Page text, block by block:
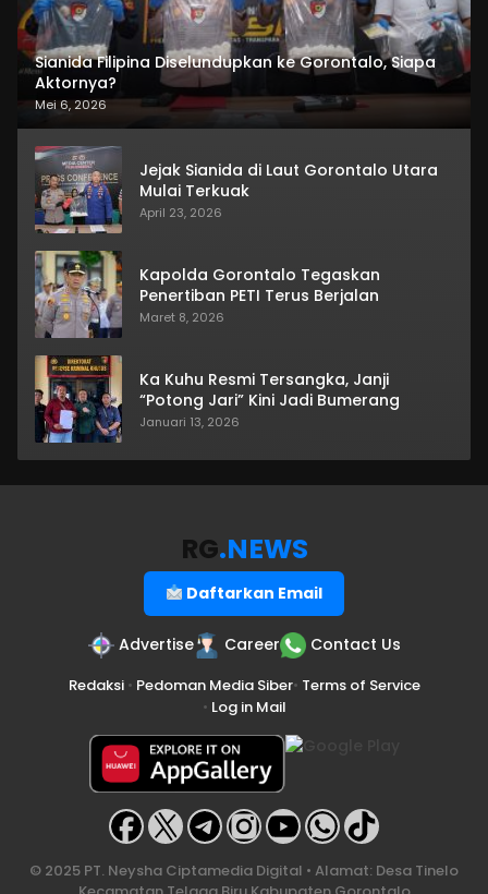
Sianida Filipina Diselundupkan ke Gorontalo, Siapa
Aktornya?
Mei 6, 2026
Jejak Sianida di Laut Gorontalo Utara
Mulai Terkuak
April 23, 2026
Kapolda Gorontalo Tegaskan
Penertiban PETI Terus Berjalan
Maret 8, 2026
Ka Kuhu Resmi Tersangka, Janji
“Potong Jari” Kini Jadi Bumerang
Januari 13, 2026
RG.NEWS
Daftarkan Email
Advertise Career Contact Us
Redaksi• Pedoman Media Siber• Terms of Service
• Log in Mail
© 2025 PT. Neysha Ciptamedia Digital • Alamat: Desa Tinelo